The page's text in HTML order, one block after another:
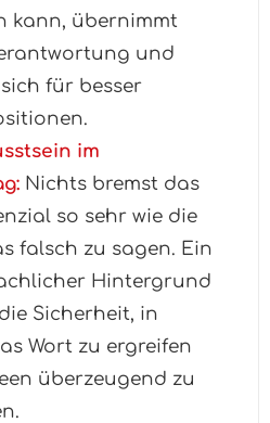
kann, übernimmt
und
für besser
im
Nichts bremst das
so sehr wie die
falsch zu sagen. Ein
Hintergrund
Sicherheit, in
Wort zu ergreifen
überzeugend zu